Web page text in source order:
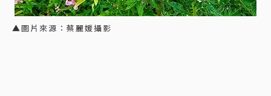
▲圖片來源：蔡麗媛攝影